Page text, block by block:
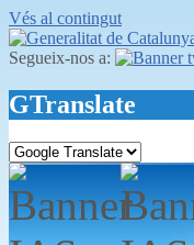
Vés al contingut
Segueix-nos a:
GTranslate